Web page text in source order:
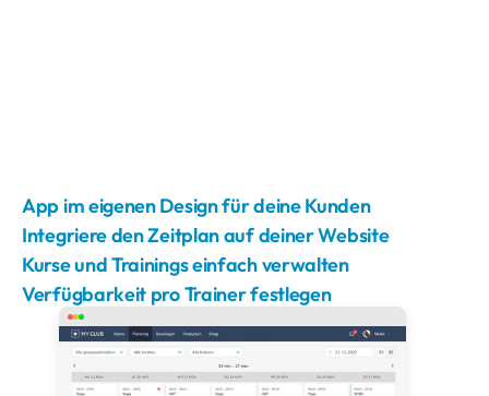
App im eigenen Design für deine Kunden
Integriere den Zeitplan auf deiner Website
Kurse und Trainings einfach verwalten
Verfügbarkeit pro Trainer festlegen